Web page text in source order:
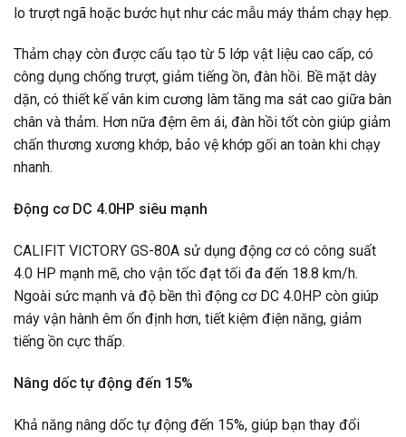
lo trượt ngã hoặc bước hụt như các mẫu máy thảm chạy hẹp.
Thảm chạy còn được cấu tạo từ 5 lớp vật liệu cao cấp, có
công dụng chống trượt, giảm tiếng ồn, đàn hồi. Bề mặt dày
dặn, có thiết kế vân kim cương làm tăng ma sát cao giữa bàn
chân và thảm. Hơn nữa đệm êm ái, đàn hồi tốt còn giúp giảm
chấn thương xương khớp, bảo vệ khớp gối an toàn khi chạy
nhanh.
Động cơ DC 4.0HP siêu mạnh
CALIFIT VICTORY GS-80A sử dụng động cơ có công suất
4.0 HP mạnh mẽ, cho vận tốc đạt tối đa đến 18.8 km/h.
Ngoài sức mạnh và độ bền thì động cơ DC 4.0HP còn giúp
máy vận hành êm ổn định hơn, tiết kiệm điện năng, giảm
tiếng ồn cực thấp.
Nâng dốc tự động đến 15%
Khả năng nâng dốc tự động đến 15%, giúp bạn thay đổi